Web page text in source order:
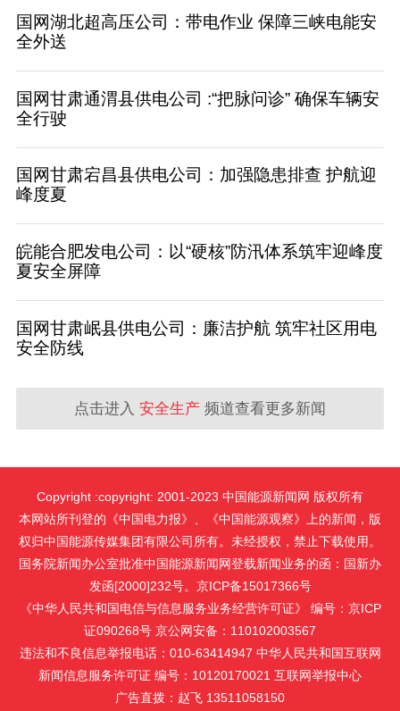
国网湖北超高压公司：带电作业 保障三峡电能安
全外送
国网甘肃通渭县供电公司 :“把脉问诊” 确保车辆安
全行驶
国网甘肃宕昌县供电公司：加强隐患排查 护航迎
峰度夏
皖能合肥发电公司：以“硬核”防汛体系筑牢迎峰度
夏安全屏障
国网甘肃岷县供电公司：廉洁护航 筑牢社区用电
安全防线
点击进入 安全生产 频道查看更多新闻
Copyright :copyright: 2001-2023 中国能源新闻网 版权所有
本网站所刊登的《中国电力报》、《中国能源观察》上的新闻，版
权归中国能源传媒集团有限公司所有。未经授权，禁止下载使用。
国务院新闻办公室批准中国能源新闻网登载新闻业务的函：国新办
发函[2000]232号。京ICP备15017366号
《中华人民共和国电信与信息服务业务经营许可证》 编号：京ICP
证090268号 京公网安备：110102003567
违法和不良信息举报电话：010-63414947 中华人民共和国互联网
新闻信息服务许可证 编号：10120170021 互联网举报中心
广告直拨：赵飞 13511058150